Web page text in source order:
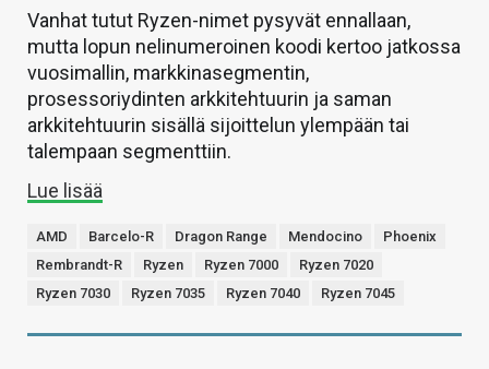
Vanhat tutut Ryzen-nimet pysyvät ennallaan,
mutta lopun nelinumeroinen koodi kertoo jatkossa
vuosimallin, markkinasegmentin,
prosessoriydinten arkkitehtuurin ja saman
arkkitehtuurin sisällä sijoittelun ylempään tai
talempaan segmenttiin.
Lue lisää
AMD Barcelo-R Dragon Range Mendocino
Phoenix
Rembrandt-R
Ryzen Ryzen 7000
Ryzen 7020
Ryzen 7030
Ryzen 7035 Ryzen 7040 Ryzen 7045